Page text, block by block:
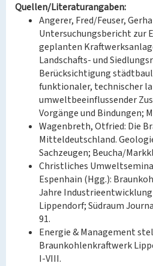
Quellen/Literaturangaben:
Angerer, Fred/Feuser,
Untersuchungsbericht zur
geplanten
Landschafts- und
Berücksichtigung
funktionaler, technischer
umweltbeeinflussender
Vorgänge und Bindungen;
Wagenbreth, Otfried: Die
Mitteldeutschland.
Sachzeugen; Beucha/
Christliches
Espenhain (Hgg.):
Jahre
Lippendorf; Südraum
91.
Energie & Management
Braunkohlenkraftwerk
I-VIII.